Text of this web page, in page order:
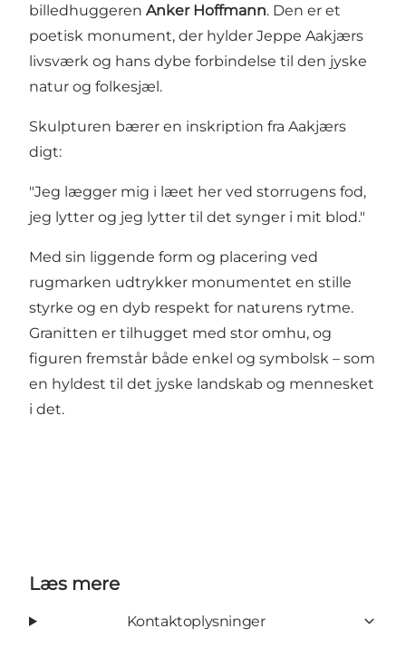
billedhuggeren Anker Hoffmann. Den er et
poetisk monument, der hylder Jeppe Aakjærs
livsværk og hans dybe forbindelse til den jyske
natur og folkesjæl.
Skulpturen bærer en inskription fra Aakjærs
digt:
"Jeg lægger mig i læet her ved storrugens fod,
jeg lytter og jeg lytter til det synger i mit blod."
Med sin liggende form og placering ved
rugmarken udtrykker monumentet en stille
styrke og en dyb respekt for naturens rytme.
Granitten er tilhugget med stor omhu, og
figuren fremstår både enkel og symbolsk – som
en hyldest til det jyske landskab og mennesket
i det.
Læs mere
Kontaktoplysninger